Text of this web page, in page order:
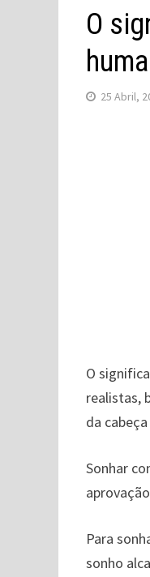
O
25 Abril,
O
realistas,
da
Sonhar
Para
sonho